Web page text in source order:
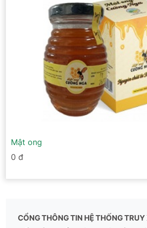
Mật ong
0 đ
CỔNG THÔNG TIN HỆ THỐNG